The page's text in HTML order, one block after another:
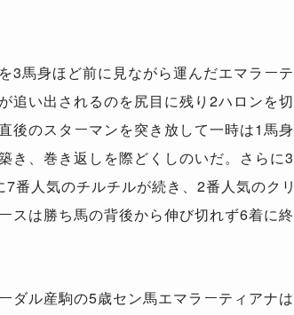
3馬身ほど前に見ながら運んだエマラー
追い出されるのを尻目に残り2ハロンを
後のスターマンを突き放して一時は1馬
き、巻き返しを際どくしのいだ。さらに
7番人気のチルチルが続き、2番人気のク
スは勝ち馬の背後から伸び切れず6着に
ダル産駒の5歳セン馬エマラーティアナ